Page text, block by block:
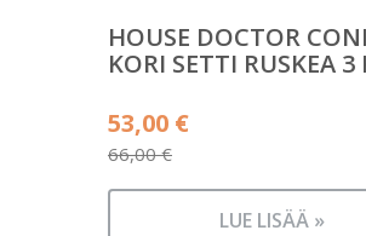
HOUSE DOCTOR
KORI SETTI RUSKEA 3
66,00€
Alkuperäinen
hinta
oli:
53,00 €
Nykyinen
LUE LISÄÄ »